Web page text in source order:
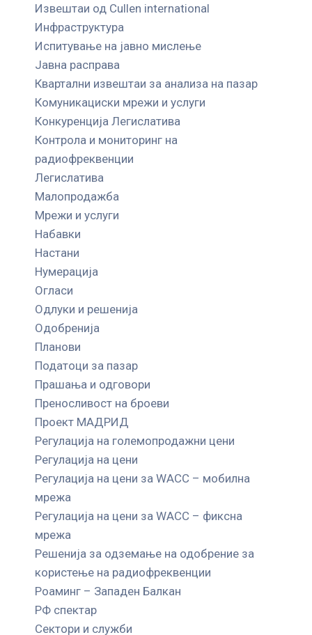
Извештаи од Cullen international
Инфраструктура
Испитување на јавно мислење
Јавна расправа
Квартални извештаи за анализа на пазар
Комуникациски мрежи и услуги
Конкуренција Легислатива
Контрола и мониторинг на
радиофреквенции
Легислатива
Малопродажба
Мрежи и услуги
Набавки
Настани
Нумерација
Огласи
Одлуки и решенија
Одобренија
Планови
Податоци за пазар
Прашања и одговори
Преносливост на броеви
Проект МАДРИД
Регулација на големопродажни цени
Регулација на цени
Регулација на цени за WACC – мобилна
мрежа
Регулација на цени за WACC – фиксна
мрежа
Решенија за одземање на одобрение за
користење на радиофреквенции
Роаминг – Западен Балкан
РФ спектар
Сектори и служби